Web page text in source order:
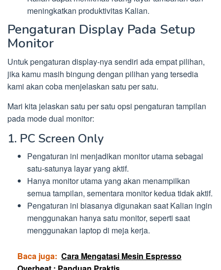
meningkatkan produktivitas Kalian.
Pengaturan Display Pada Setup
Monitor
Untuk pengaturan display-nya sendiri ada empat pilihan,
jika kamu masih bingung dengan pilihan yang tersedia
kami akan coba menjelaskan satu per satu.
Mari kita jelaskan satu per satu opsi pengaturan tampilan
pada mode dual monitor:
1. PC Screen Only
Pengaturan ini menjadikan monitor utama sebagai
satu-satunya layar yang aktif.
Hanya monitor utama yang akan menampilkan
semua tampilan, sementara monitor kedua tidak aktif.
Pengaturan ini biasanya digunakan saat Kalian ingin
menggunakan hanya satu monitor, seperti saat
menggunakan laptop di meja kerja.
Baca juga: Cara Mengatasi Mesin Espresso